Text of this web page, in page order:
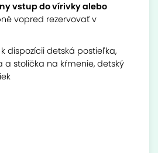
vstup do vírivky alebo
vopred rezervovať v
k dispozícii detská postieľka,
a stolička na kŕmenie, detský